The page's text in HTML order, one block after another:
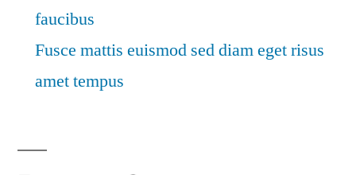
faucibus
Fusce mattis euismod sed diam eget risus
amet tempus